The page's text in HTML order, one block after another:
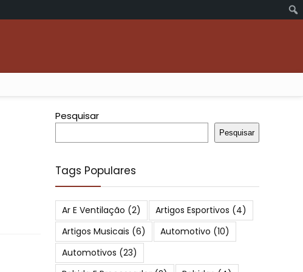
Pesquisar
Pesquisar
Tags Populares
Ar E Ventilação (2) Artigos Esportivos (4)
Artigos Musicais (6) Automotivo (10)
Automotivos (23)